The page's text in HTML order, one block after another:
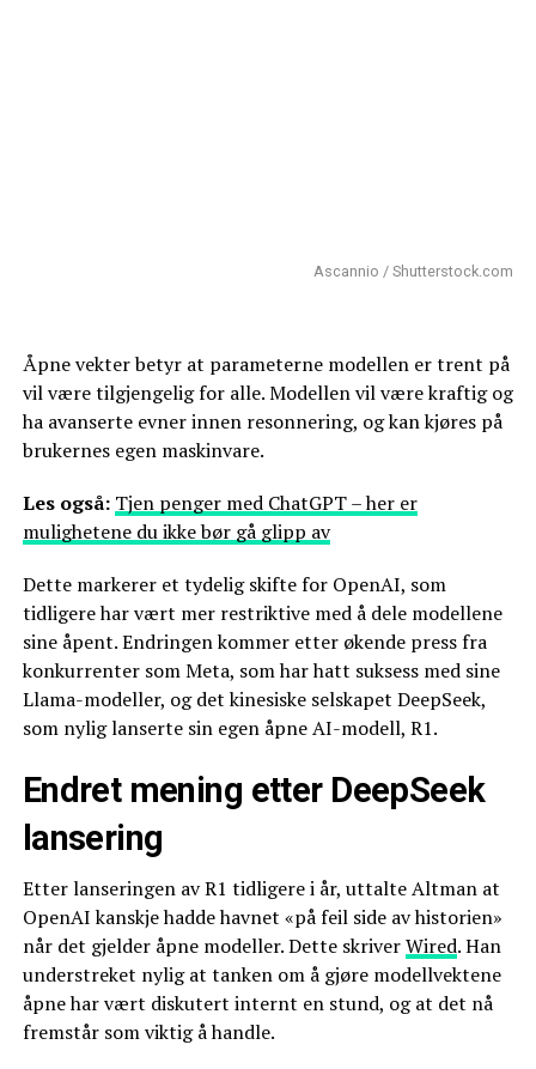
Ascannio / Shutterstock.com
Åpne vekter betyr at parameterne modellen er trent på
vil være tilgjengelig for alle. Modellen vil være kraftig og
ha avanserte evner innen resonnering, og kan kjøres på
brukernes egen maskinvare.
Les også: Tjen penger med ChatGPT – her er
mulighetene du ikke bør gå glipp av
Dette markerer et tydelig skifte for OpenAI, som
tidligere har vært mer restriktive med å dele modellene
sine åpent. Endringen kommer etter økende press fra
konkurrenter som Meta, som har hatt suksess med sine
Llama-modeller, og det kinesiske selskapet DeepSeek,
som nylig lanserte sin egen åpne AI-modell, R1.
Endret mening etter DeepSeek
lansering
Etter lanseringen av R1 tidligere i år, uttalte Altman at
OpenAI kanskje hadde havnet «på feil side av historien»
når det gjelder åpne modeller. Dette skriverWired. Han
understreket nylig at tanken om å gjøre modellvektene
åpne har vært diskutert internt en stund, og at det nå
fremstår som viktig å handle.